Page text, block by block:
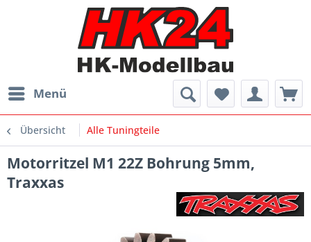
Menü
Übersicht Alle Tuningteile
Motorritzel M1 22Z Bohrung 5mm,
Traxxas